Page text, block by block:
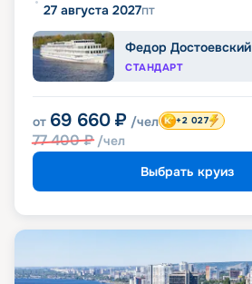
27 августа 2027пт
Федор Достоевский
СТАНДАРТ
от 69 660 ₽ /чел
77 400₽ /чел
+2 027
Выбрать круиз